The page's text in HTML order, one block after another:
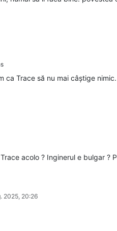
ca Trace să nu mai câștige nimic.
acolo ? Inginerul e bulgar ?
2025, 20:26